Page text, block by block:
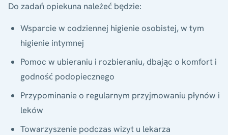
Do zadań opiekuna należeć będzie:
Wsparcie w codziennej higienie osobistej, w tym
higienie intymnej
Pomoc w ubieraniu i rozbieraniu, dbając o komfort i
godność podopiecznego
Przypominanie o regularnym przyjmowaniu płynów i
leków
Towarzyszenie podczas wizyt u lekarza